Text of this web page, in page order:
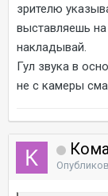
зрителю
выставляешь
накладывай.
Гул звука в
не с камеры